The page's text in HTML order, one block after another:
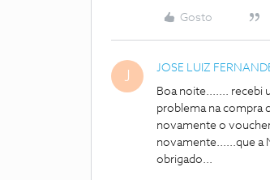
Gosto
J JOSE LUIZ
Boa noite....... recebi
problema na compra
novamente o
novamente......que a
obrigado...